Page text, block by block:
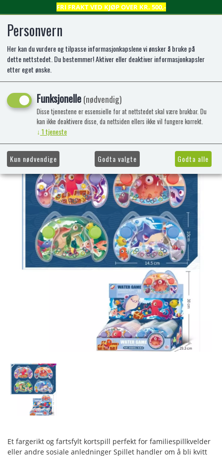
FRI FRAKT VED KJØP OVER KR. 500,-
0
Vannspill m/ 2 knapper og håndtak
- Sea Life
Et fargerikt og fartsfylt kortspill perfekt for familiespillkvelder
eller andre sosiale anledninger Spillet handler om å bli kvitt
Personvern
Her kan du vurdere og tilpasse informasjonkapslene vi ønsker å bruke på
dette nettstedet. Du bestemmer! Aktiver eller deaktiver informasjonkapsler
etter eget ønske.
Funksjonelle(nødvendig)
Disse tjenestene er essensielle for at nettstedet skal være brukbar. Du
kan ikke deaktivere disse, da nettsiden ellers ikke vil fungere korrekt.
↓ 1tjeneste
Kun nødvendige Godta valgte Godta alle